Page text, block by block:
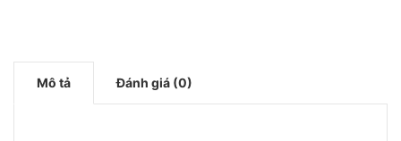
Mô tả Đánh giá (0)